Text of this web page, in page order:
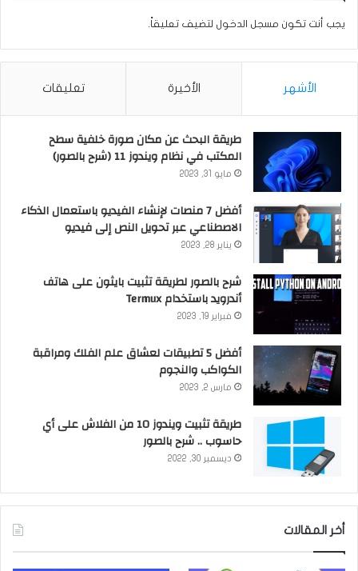
يجب أنت تكون مسجل الدخول لتضيف تعليقاً.
الأشهر الأخيرة تعليقات
طريقة البحث عن مكان صورة خلفية سطح
المكتب في نظام ويندوز 11 (شرح بالصور)
مايو 31, 2023
أفضل 7 منصات لإنشاء الفيديو باستعمال الذكاء
الاصطناعي عبر تحويل النص إلى فيديو
يناير 28, 2023
شرح بالصور لطريقة تثبيت بايثون على هاتف
أندرويد باستخدام Termux
فبراير 19, 2023
أفضل 5 تطبيقات لعشاق علم الفلك ومراقبة
الكواكب والنجوم
مارس 2, 2023
طريقة تثبيت ويندوز 10 من الفلاش على أي
حاسوب .. شرح بالصور
ديسمبر 30, 2022
أخر المقالات